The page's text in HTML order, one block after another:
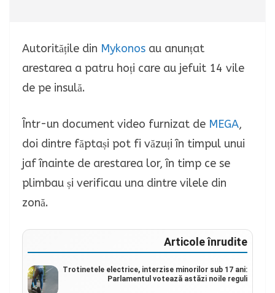
Autoritățile din Mykonos au anunțat
arestarea a patru hoți care au jefuit 14 vile
de pe insulă.
Într-un document video furnizat de MEGA,
doi dintre făptași pot fi văzuți în timpul unui
jaf înainte de arestarea lor, în timp ce se
plimbau și verificau una dintre vilele din
zonă.
Articole înrudite
Trotinetele electrice, interzise minorilor sub 17 ani:
Parlamentul votează astăzi noile reguli